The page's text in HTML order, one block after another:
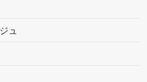
ュ